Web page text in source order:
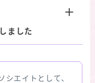
ました
シエイトとして、